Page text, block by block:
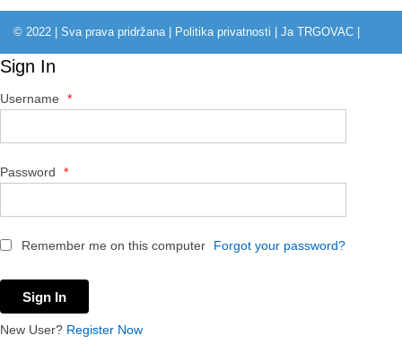
© 2022 | Sva prava pridržana | Politika privatnosti Ja TRGOVAC
Sign In
Username *
Password *
Remember me on this computer Forgot your password?
New User? Register Now